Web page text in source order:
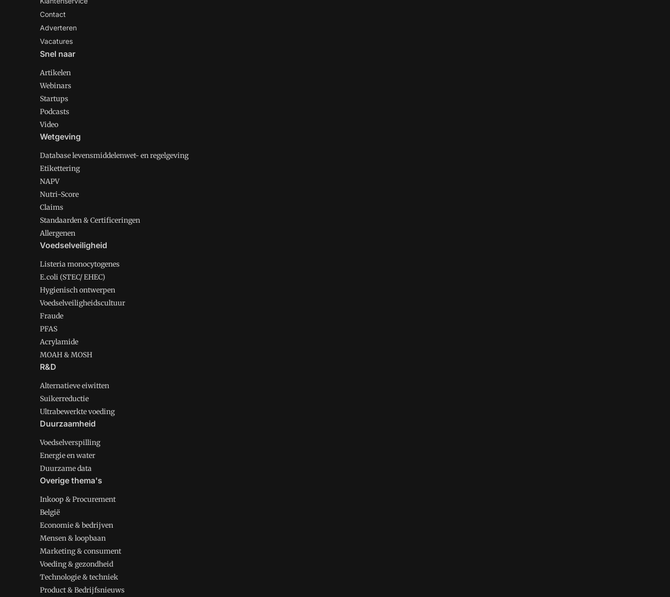
Contact
Adverteren
Vacatures
Snel naar
Artikelen
Webinars
Startups
Podcasts
Video
Wetgeving
Database levensmiddelenwet- en regelgeving
Etikettering
NAPV
Nutri-Score
Claims
Standaarden & Certificeringen
Allergenen
Voedselveiligheid
Listeria monocytogenes
E.coli (STEC/ EHEC)
Hygienisch ontwerpen
Voedselveiligheidscultuur
Fraude
PFAS
Acrylamide
MOAH & MOSH
R&D
Alternatieve eiwitten
Suikerreductie
Ultrabewerkte voeding
Duurzaamheid
Voedselverspilling
Energie en water
Duurzame data
Overige thema's
Inkoop & Procurement
België
Economie & bedrijven
Mensen & loopbaan
Marketing & consument
Voeding & gezondheid
Technologie & techniek
Product & Bedrijfsnieuws